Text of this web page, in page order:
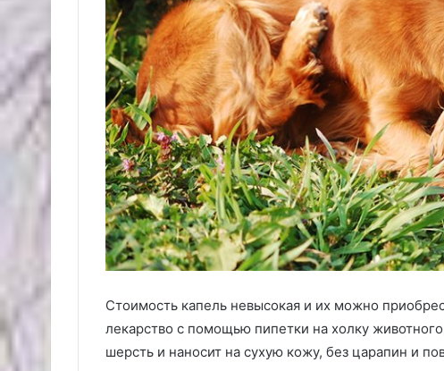
Стоимость капель невысокая и их можно
лекарство с помощью пипетки на холку
шерсть и наносит на сухую кожу, без царапин и